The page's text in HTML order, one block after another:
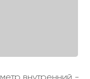
внутренний -